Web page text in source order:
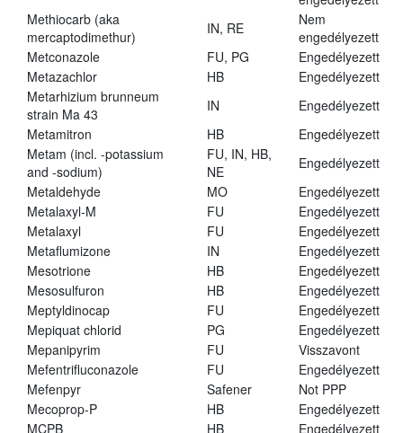
Methiocarb (aka
mercaptodimethur)
IN, RE
Nem
engedélyezett
Metconazole
FU, PG
Engedélyezett
Metazachlor
HB
Engedélyezett
Metarhizium brunneum
strain Ma 43
IN
Engedélyezett
Metamitron
HB
Engedélyezett
Metam (incl. -potassium
and -sodium)
FU, IN, HB,
NE
Engedélyezett
Metaldehyde
MO
Engedélyezett
Metalaxyl-M
FU
Engedélyezett
Metalaxyl
FU
Engedélyezett
Metaflumizone
IN
Engedélyezett
Mesotrione
HB
Engedélyezett
Mesosulfuron
HB
Engedélyezett
Meptyldinocap
FU
Engedélyezett
Mepiquat chlorid
PG
Engedélyezett
Mepanipyrim
FU
Visszavont
Mefentrifluconazole
FU
Engedélyezett
Mefenpyr
Safener
Not PPP
Mecoprop-P
HB
Engedélyezett
MCPB
HB
Engedélyezett